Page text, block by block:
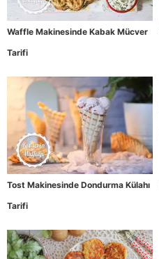
Waffle Makinesinde Kabak Mücver
Tarifi
Tost Makinesinde Dondurma Külahı
Tarifi